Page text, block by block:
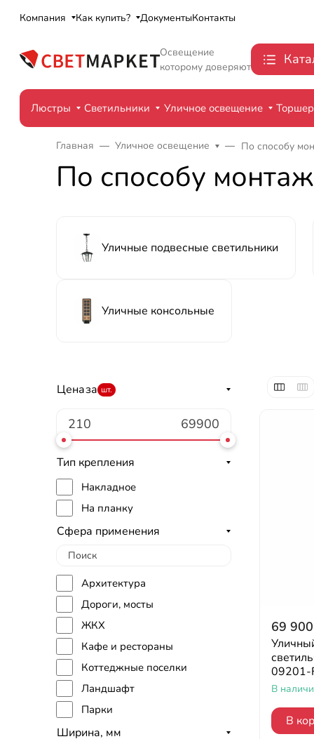
Компания Как купить? ДокументыКонтакты
Освещение
которому доверяют
Люстры Светильники Уличное освещение
Главная Уличное освещение По способу
По способу
Уличные подвесные светильники
Уличные консольные
Ценаза шт.
Тип крепления
Накладное
На планку
Сфера применения
Архитектура
Дороги, мосты
ЖКХ
Кафе и рестораны
Коттеджные поселки
Ландшафт
Парки
Ширина, мм
69 900
09201-
В
В